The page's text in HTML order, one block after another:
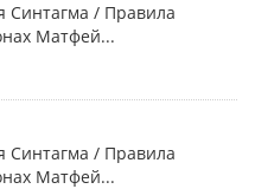
/ Правила
Матфей...
/ Правила
Матфей...